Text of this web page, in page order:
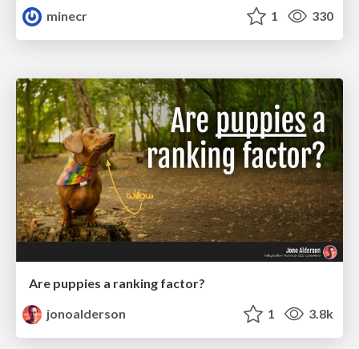
minecr
1 330
Are puppies a ranking factor?
jonoalderson
1 3.8k